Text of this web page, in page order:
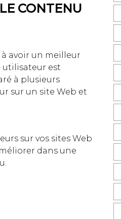
CONTENU
avoir un meilleur
utilisateur est
à plusieurs
sur un site Web et
sur vos sites Web
dans une